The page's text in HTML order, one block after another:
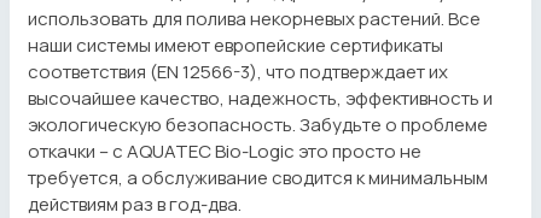
использовать для полива некорневых растений. Все
наши системы имеют европейские сертификаты
соответствия (EN 12566-3), что подтверждает их
высочайшее качество, надежность, эффективность и
экологическую безопасность. Забудьте о проблеме
откачки – с AQUATEC Bio-Logic это просто не
требуется, а обслуживание сводится к минимальным
действиям раз в год-два.